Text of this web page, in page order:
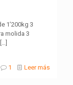
1’200kg 3
molida 3
[…]
1 Leer más